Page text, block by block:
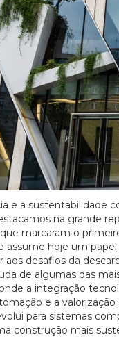
e a sustentabilidade
na grande
marcaram o
assume hoje um
aos desafios da
de algumas das
a integração
e a
para sistemas
construção mais